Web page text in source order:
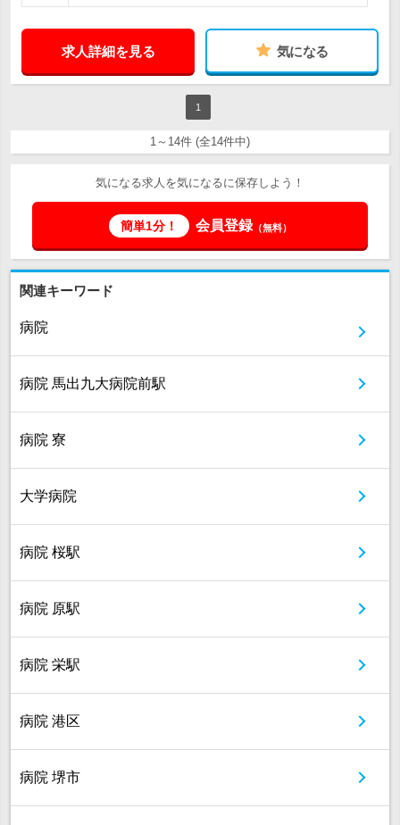
求人詳細を見る 気になる
1
1～14件 (全14件中)
気になる求人を気になるに保存しよう！
簡単1分！ 会員登録（無料）
関連キーワード
病院
病院 馬出九大病院前駅
病院 寮
大学病院
病院 桜駅
病院 原駅
病院 栄駅
病院 港区
病院 堺市